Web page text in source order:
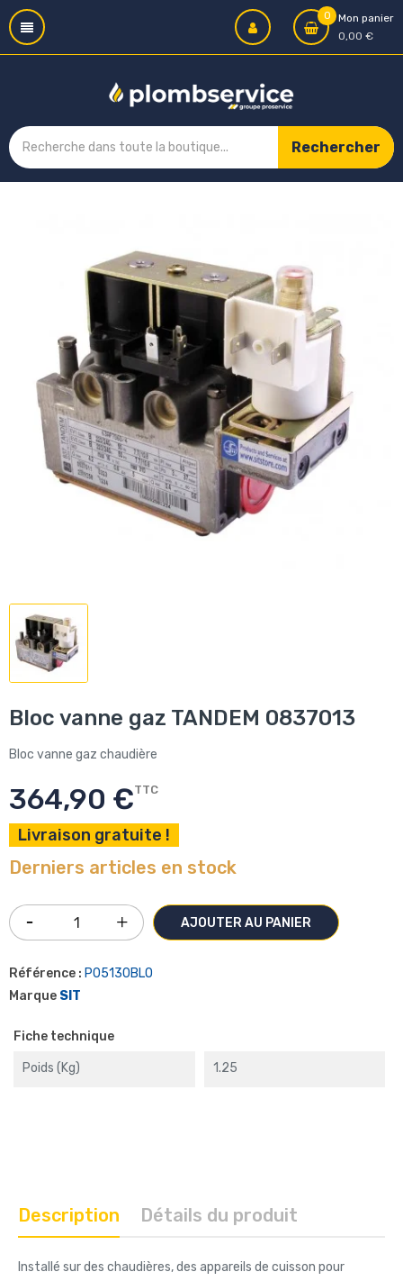
0
Mon panier
0,00 €
Rechercher
Bloc vanne gaz TANDEM 0837013
Bloc vanne gaz chaudière
364,90 €TTC
Livraison gratuite !
Derniers articles en stock
AJOUTER AU PANIER
Référence : P05130BLO
Marque SIT
Fiche technique
Poids (kg) 1.25
Description Détails du produit
Installé sur des chaudières, des appareils de cuisson pour